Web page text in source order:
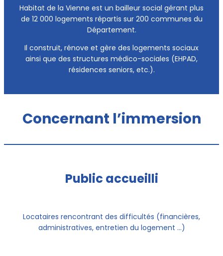
Habitat de la Vienne est un bailleur social gérant plus
de 12 000 logements répartis sur 200 communes du
Département.
Il construit, rénove et gère des logements sociaux
ainsi que des structures médico-sociales (EHPAD,
résidences seniors, etc.).
Concernant l’immersion
Public accueilli
Locataires rencontrant des difficultés (financières,
administratives, entretien du logement …)